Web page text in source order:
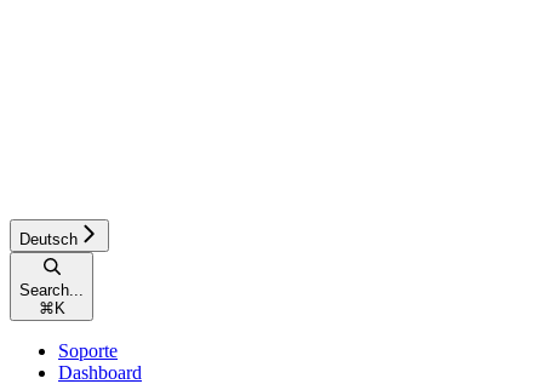
Deutsch
Search...
⌘ K
Soporte
Dashboard